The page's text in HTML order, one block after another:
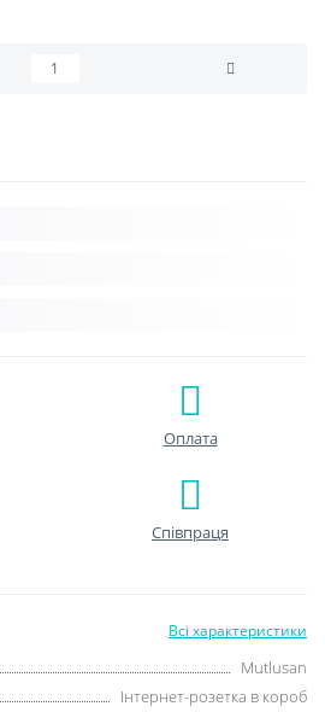
Оплата
Співпраця
Всі характеристики
Mutlusan
Інтернет-розетка в короб